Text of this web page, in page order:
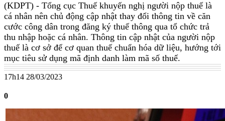
(KDPT) - Tổng cục Thuế khuyến nghị người nộp thuế là
cá nhân nên chủ động cập nhật thay đổi thông tin về căn
cước công dân trong đăng ký thuế thông qua tổ chức trả
thu nhập hoặc cá nhân. Thông tin cập nhật của người nộp
thuế là cơ sở để cơ quan thuế chuẩn hóa dữ liệu, hướng tới
mục tiêu sử dụng mã định danh làm mã số thuế.
17h14 28/03/2023
0